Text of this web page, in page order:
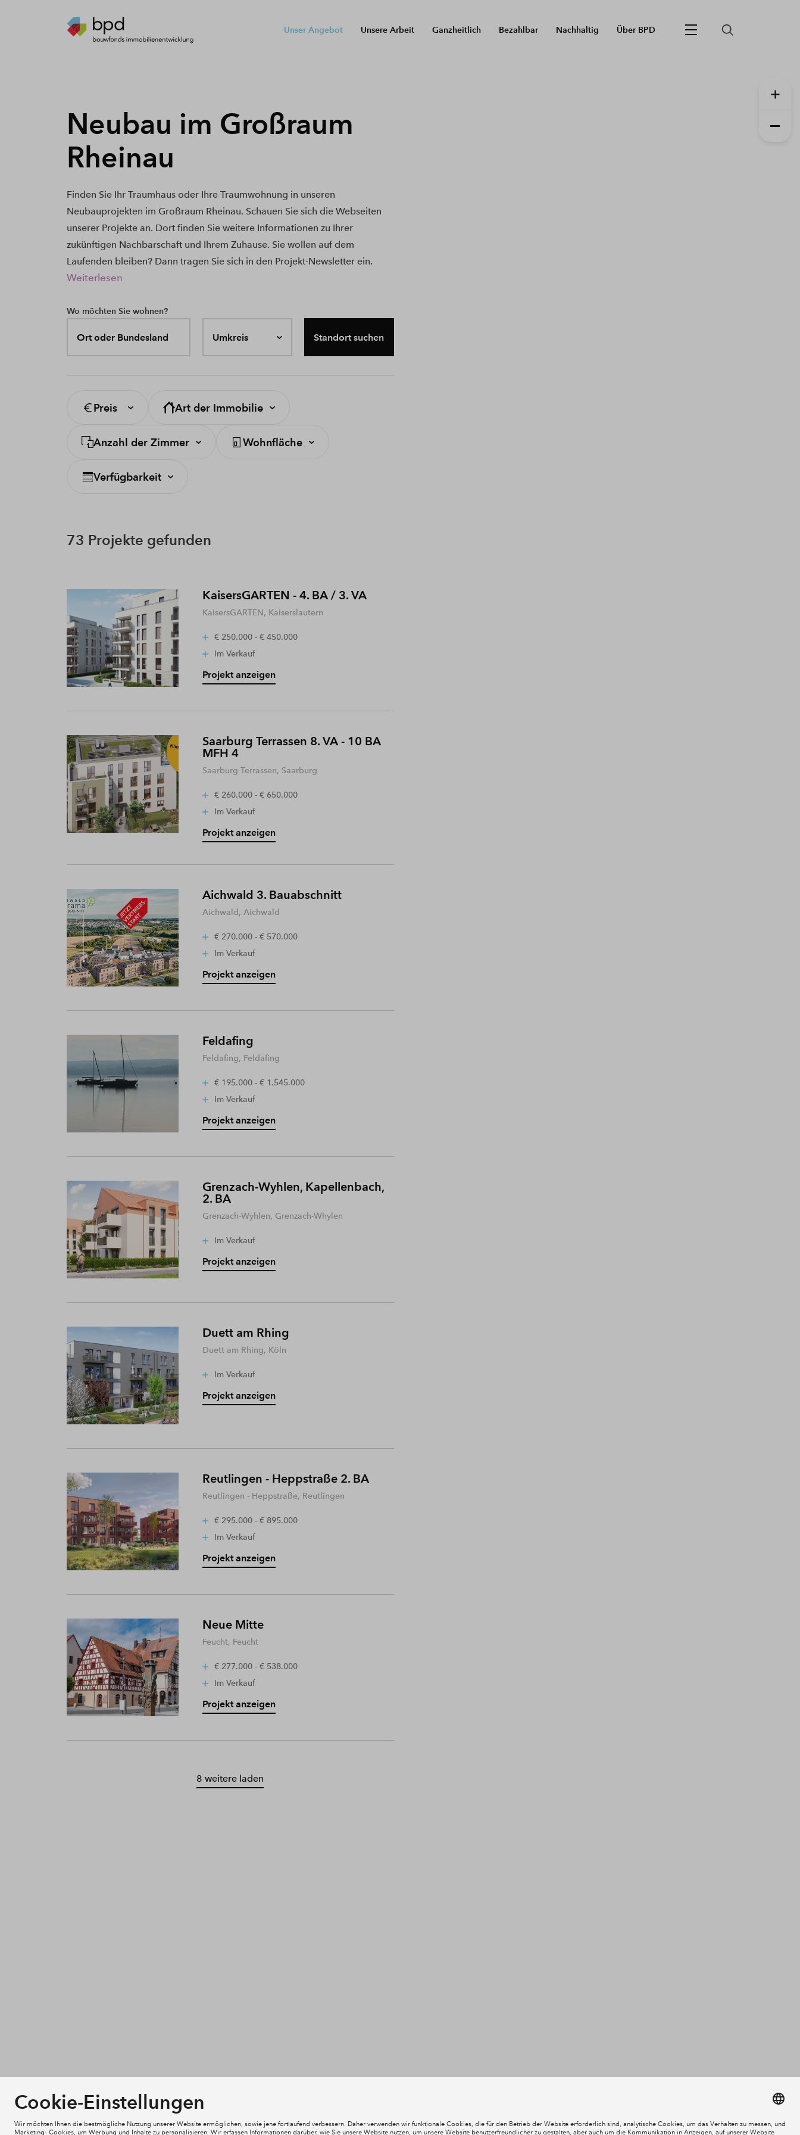
Unser Angebot Unsere Arbeit Ganzheitlich Bezahlbar Nachhaltig Über BPD
Neubau im Großraum
Rheinau
Finden Sie Ihr Traumhaus oder Ihre Traumwohnung in unseren
Neubauprojekten im Großraum Rheinau. Schauen Sie sich die Webseiten
unserer Projekte an. Dort finden Sie weitere Informationen zu Ihrer
zukünftigen Nachbarschaft und Ihrem Zuhause. Sie wollen auf dem
Laufenden bleiben? Dann tragen Sie sich in den Projekt-Newsletter ein.
Weiterlesen
Wo möchten Sie wohnen?
Ort oder Bundesland Umkreis Standort suchen
Preis Art der Immobilie
Anzahl der Zimmer Wohnfläche
Verfügbarkeit
73 Projekte gefunden
KaisersGARTEN - 4. BA / 3. VA
KaisersGARTEN, Kaiserslautern
€ 250.000 - € 450.000
Im Verkauf
Projekt anzeigen
Saarburg Terrassen 8. VA - 10 BA
MFH 4
Saarburg Terrassen, Saarburg
€ 260.000 - € 650.000
Im Verkauf
Projekt anzeigen
Aichwald 3. Bauabschnitt
Aichwald, Aichwald
€ 270.000 - € 570.000
Im Verkauf
Projekt anzeigen
Feldafing
Feldafing, Feldafing
€ 195.000 - € 1.545.000
Im Verkauf
Projekt anzeigen
Grenzach-Wyhlen, Kapellenbach,
2. BA
Grenzach-Wyhlen, Grenzach-Whylen
Im Verkauf
Projekt anzeigen
Duett am Rhing
Duett am Rhing, Köln
Im Verkauf
Projekt anzeigen
Reutlingen - Heppstraße 2. BA
Reutlingen - Heppstraße, Reutlingen
€ 295.000 - € 895.000
Im Verkauf
Projekt anzeigen
Neue Mitte
Feucht, Feucht
€ 277.000 - € 538.000
Im Verkauf
Projekt anzeigen
8 weitere laden